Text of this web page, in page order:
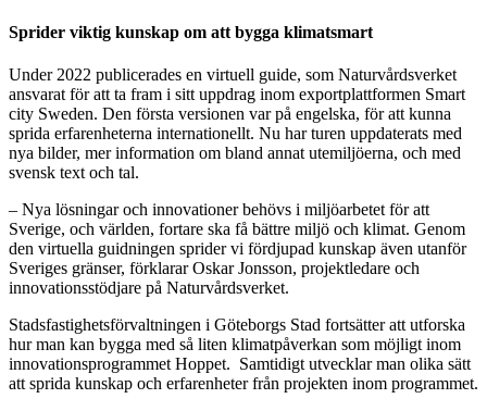
Sprider viktig kunskap om att bygga klimatsmart
Under 2022 publicerades en virtuell guide, som Naturvårdsverket
ansvarat för att ta fram i sitt uppdrag inom exportplattformen Smart
city Sweden. Den första versionen var på engelska, för att kunna
sprida erfarenheterna internationellt. Nu har turen uppdaterats med
nya bilder, mer information om bland annat utemiljöerna, och med
svensk text och tal.
– Nya lösningar och innovationer behövs i miljöarbetet för att
Sverige, och världen, fortare ska få bättre miljö och klimat. Genom
den virtuella guidningen sprider vi fördjupad kunskap även utanför
Sveriges gränser, förklarar Oskar Jonsson, projektledare och
innovationsstödjare på Naturvårdsverket.
Stadsfastighetsförvaltningen i Göteborgs Stad fortsätter att utforska
hur man kan bygga med så liten klimatpåverkan som möjligt inom
innovationsprogrammet Hoppet. Samtidigt utvecklar man olika sätt
att sprida kunskap och erfarenheter från projekten inom programmet.